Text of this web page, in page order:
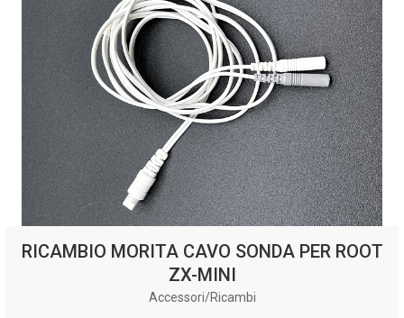
RICAMBIO MORITA CAVO SONDA PER ROOT
ZX-MINI
Accessori/Ricambi